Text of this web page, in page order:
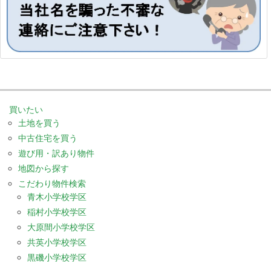
買いたい
土地を買う
中古住宅を買う
遊び用・訳あり物件
地図から探す
こだわり物件検索
青木小学校学区
稲村小学校学区
大原間小学校学区
共英小学校学区
黒磯小学校学区